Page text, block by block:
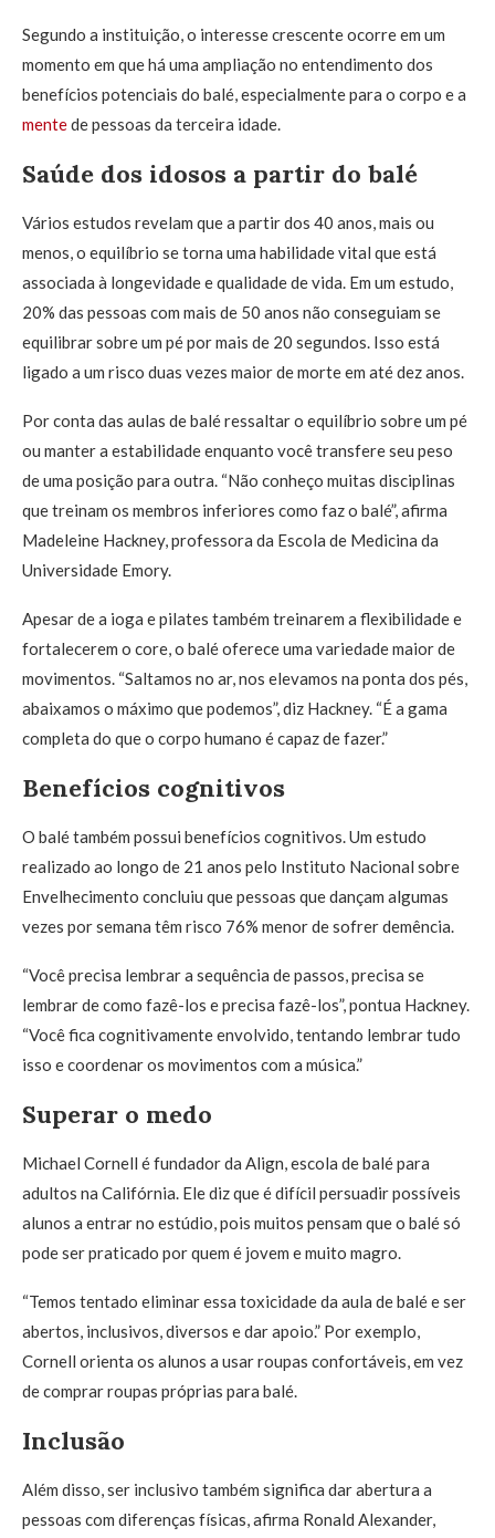
Segundo a instituição, o interesse crescente ocorre em um
momento em que há uma ampliação no entendimento dos
benefícios potenciais do balé, especialmente para o corpo e a
mentede pessoas da terceira idade.
Saúde dos idosos a partir do balé
Vários estudos revelam que a partir dos 40 anos, mais ou
menos, o equilíbrio se torna uma habilidade vital que está
associada à longevidade e qualidade de vida. Em um estudo,
20% das pessoas com mais de 50 anos não conseguiam se
equilibrar sobre um pé por mais de 20 segundos. Isso está
ligado a um risco duas vezes maior de morte em até dez anos.
Por conta das aulas de balé ressaltar o equilíbrio sobre um pé
ou manter a estabilidade enquanto você transfere seu peso
de uma posição para outra. “Não conheço muitas disciplinas
que treinam os membros inferiores como faz o balé”, afirma
Madeleine Hackney, professora da Escola de Medicina da
Universidade Emory.
Apesar de a ioga e pilates também treinarem a flexibilidade e
fortalecerem o core, o balé oferece uma variedade maior de
movimentos. “Saltamos no ar, nos elevamos na ponta dos pés,
abaixamos o máximo que podemos”, diz Hackney. “É a gama
completa do que o corpo humano é capaz de fazer.”
Benefícios cognitivos
O balé também possui benefícios cognitivos. Um estudo
realizado ao longo de 21 anos pelo Instituto Nacional sobre
Envelhecimento concluiu que pessoas que dançam algumas
vezes por semana têm risco 76% menor de sofrer demência.
“Você precisa lembrar a sequência de passos, precisa se
lembrar de como fazê-los e precisa fazê-los”, pontua Hackney.
“Você fica cognitivamente envolvido, tentando lembrar tudo
isso e coordenar os movimentos com a música.”
Superar o medo
Michael Cornell é fundador da Align, escola de balé para
adultos na Califórnia. Ele diz que é difícil persuadir possíveis
alunos a entrar no estúdio, pois muitos pensam que o balé só
pode ser praticado por quem é jovem e muito magro.
“Temos tentado eliminar essa toxicidade da aula de balé e ser
abertos, inclusivos, diversos e dar apoio.” Por exemplo,
Cornell orienta os alunos a usar roupas confortáveis, em vez
de comprar roupas próprias para balé.
Inclusão
Além disso, ser inclusivo também significa dar abertura a
pessoas com diferenças físicas, afirma Ronald Alexander,